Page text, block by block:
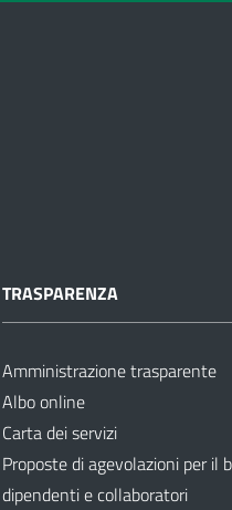
TRASPARENZA
Amministrazione trasparente
Albo online
Carta dei servizi
Proposte di agevolazioni per il
dipendenti e collaboratori